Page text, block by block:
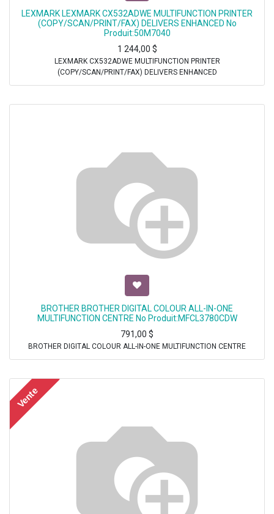
LEXMARK LEXMARK CX532ADWE MULTIFUNCTION PRINTER
(COPY/SCAN/PRINT/FAX) DELIVERS ENHANCED No
Produit:50M7040
1 244,00 $
LEXMARK CX532ADWE MULTIFUNCTION PRINTER
(COPY/SCAN/PRINT/FAX) DELIVERS ENHANCED
BROTHER BROTHER DIGITAL COLOUR ALL-IN-ONE
MULTIFUNCTION CENTRE No Produit:MFCL3780CDW
791,00 $
BROTHER DIGITAL COLOUR ALL-IN-ONE MULTIFUNCTION CENTRE
Vente